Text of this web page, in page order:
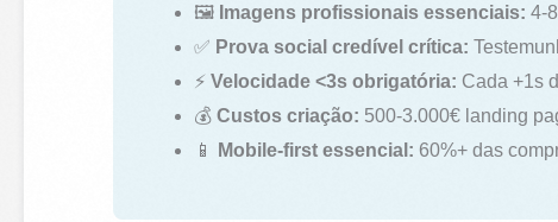
🖼️ Imagens profissionais essenciais: 4-
✅ Prova social credível crítica:
⚡ Velocidade <3s obrigatória: Cada +1s
💰 Custos criação: 500-3.000€ landing
📱
Mobile-first essencial: 60%+ das